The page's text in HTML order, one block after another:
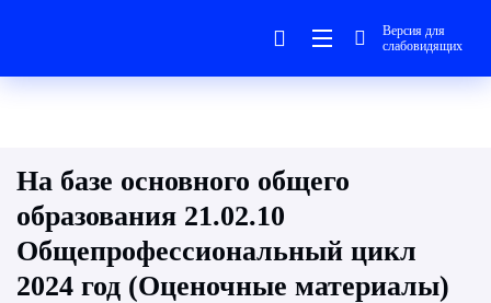
Версия для
слабовидящих
На базе основного общего
образования 21.02.10
Общепрофессиональный цикл
2024 год (Оценочные материалы)